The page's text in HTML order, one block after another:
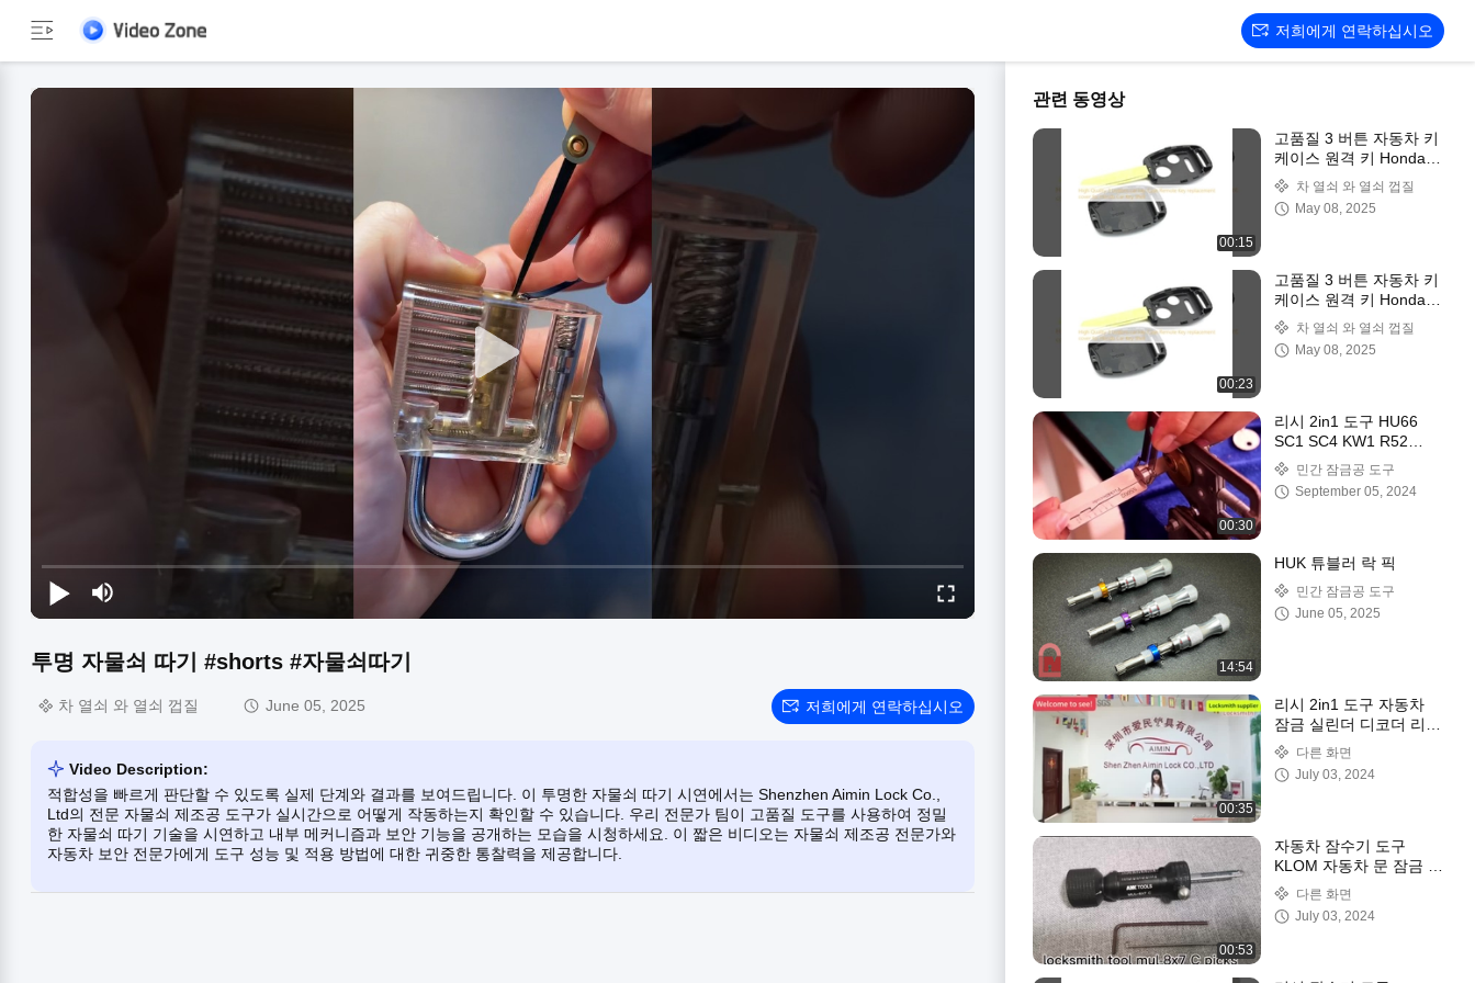
저희에게 연락하십시오
투명 자물쇠 따기 #shorts #자물쇠따기
차 열쇠 와 열쇠 껍질 June 05, 2025 저희에게 연락하십시오
Video Description:
적합성을 빠르게 판단할 수 있도록 실제 단계와 결과를 보여드립니다. 이 투명한 자물쇠 따기 시연에서는 Shenzhen Aimin Lock Co.,
Ltd의 전문 자물쇠 제조공 도구가 실시간으로 어떻게 작동하는지 확인할 수 있습니다. 우리 전문가 팀이 고품질 도구를 사용하여 정밀
한 자물쇠 따기 기술을 시연하고 내부 메커니즘과 보안 기능을 공개하는 모습을 시청하세요. 이 짧은 비디오는 자물쇠 제조공 전문가와
자동차 보안 전문가에게 도구 성능 및 적용 방법에 대한 귀중한 통찰력을 제공합니다.
관련 동영상
00:15
고품질 3 버튼 자동차 키
케이스 원격 키 Honda
자동차 키 셸에 대한 교
체 커버
차 열쇠 와 열쇠 껍질
May 08, 2025
00:23
고품질 3 버튼 자동차 키
케이스 원격 키 Honda
자동차 키 셸에 대한 교
체 커버
차 열쇠 와 열쇠 껍질
May 08, 2025
00:30
리시 2in1 도구 HU66
SC1 SC4 KW1 R52
KW5 AM5 M1/MS2
B111 TE2 잠금 픽 디코
더
민간 잠금공 도구
September 05, 2024
14:54
HUK 튜블러 락 픽
민간 잠금공 도구
June 05, 2025
00:35
리시 2in1 도구 자동차
잠금 실린더 디코더 리더
잠금공 픽링 도구
다른 화면
July 03, 2024
00:53
자동차 잠수기 도구
KLOM 자동차 문 잠금 픽
2pcs 픽 세트
다른 화면
July 03, 2024